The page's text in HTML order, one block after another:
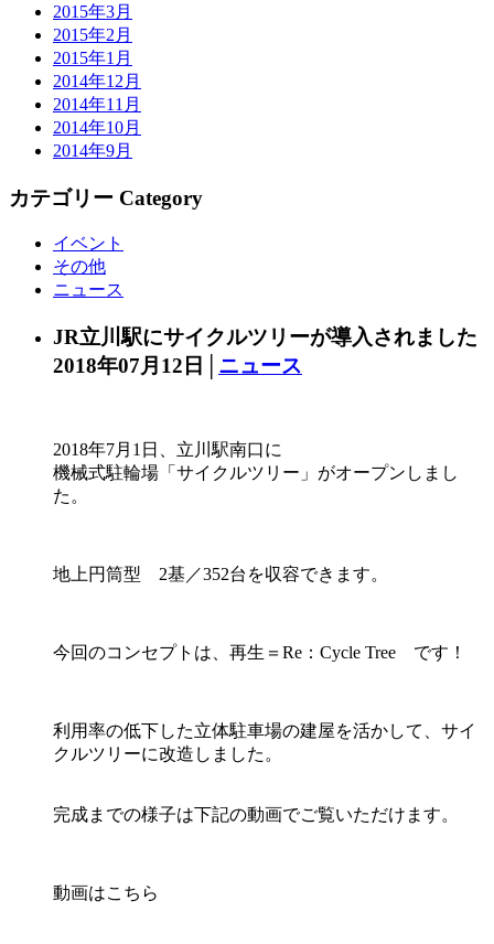
2015年3月
2015年2月
2015年1月
2014年12月
2014年11月
2014年10月
2014年9月
カテゴリー Category
イベント
その他
ニュース
JR立川駅にサイクルツリーが導入されました
2018年07月12日│ ニュース
2018年7月1日、立川駅南口に
機械式駐輪場「サイクルツリー」がオープンしまし
た。
地上円筒型 2基／352台を収容できます。
今回のコンセプトは、再生＝Re：Cycle Tree です！
利用率の低下した立体駐車場の建屋を活かして、サイ
クルツリーに改造しました。
完成までの様子は下記の動画でご覧いただけます。
動画はこちら